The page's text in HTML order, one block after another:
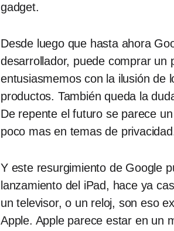
gadget.
Desde luego que hasta ahora
desarrollador, puede comprar un
entusiasmemos con la ilusión de
productos. También queda la
De repente el futuro se parece
poco mas en temas de
Y este resurgimiento de Google
lanzamiento del iPad, hace ya
un televisor, o un reloj, son eso
Apple. Apple parece estar en un